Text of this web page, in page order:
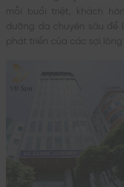
mỗi buổi triệt, khách
dưỡng da chuyên sâu để
phát triển của các sợi lông